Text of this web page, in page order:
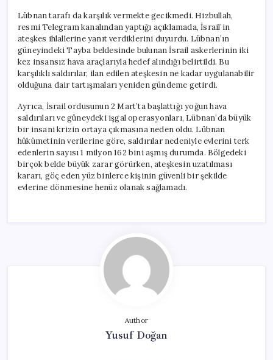
Lübnan tarafı da karşılık vermekte gecikmedi. Hizbullah,
resmi Telegram kanalından yaptığı açıklamada, İsrail’in
ateşkes ihlallerine yanıt verdiklerini duyurdu. Lübnan’ın
güneyindeki Tayba beldesinde bulunan İsrail askerlerinin iki
kez insansız hava araçlarıyla hedef alındığı belirtildi. Bu
karşılıklı saldırılar, ilan edilen ateşkesin ne kadar uygulanabilir
olduğuna dair tartışmaları yeniden gündeme getirdi.
Ayrıca, İsrail ordusunun 2 Mart’ta başlattığı yoğun hava
saldırıları ve güneydeki işgal operasyonları, Lübnan’da büyük
bir insani krizin ortaya çıkmasına neden oldu. Lübnan
hükümetinin verilerine göre, saldırılar nedeniyle evlerini terk
edenlerin sayısı 1 milyon 162 bini aşmış durumda. Bölgedeki
birçok belde büyük zarar görürken, ateşkesin uzatılması
kararı, göç eden yüz binlerce kişinin güvenli bir şekilde
evlerine dönmesine henüz olanak sağlamadı.
Author
Yusuf Doğan